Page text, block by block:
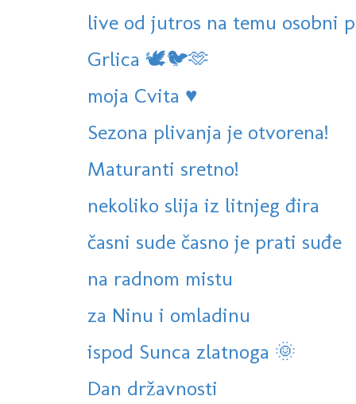
live od jutros na temu osobni
Grlica 🕊🐦🫶
moja Cvita ♥️
Sezona plivanja je otvorena!
Maturanti sretno!
nekoliko slija iz litnjeg đira
časni sude časno je prati suđe
na radnom mistu
za Ninu i omladinu
ispod Sunca zlatnoga 🌞
Dan državnosti